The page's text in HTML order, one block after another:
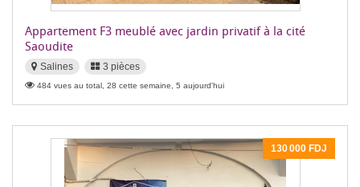
Appartement F3 meublé avec jardin privatif à la cité
Saoudite
Salines 3 pièces
484 vues au total, 28 cette semaine, 5 aujourd'hui
130 000 FDJ